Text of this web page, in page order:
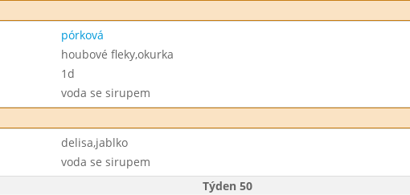
pórková
houbové fleky,okurka
1d
voda se sirupem
delisa,jablko
voda se sirupem
Týden 50